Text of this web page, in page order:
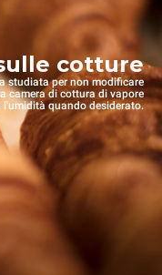
cotture
studiata per non modificare
camera di cottura di vapore
l'umidità quando desiderato.